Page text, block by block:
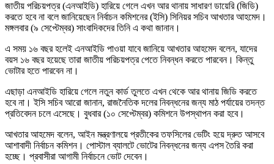
জাতীয় পরিচয়পত্র (এনআইডি) হারিয়ে গেলে এখন আর থানায় সাধারণ ডায়েরি (জিডি)
করতে হবে না বলে জানিয়েছেন নির্বাচন কমিশনের (ইসি) সিনিয়র সচিব আখতার আহমেদ।
মঙ্গলবার (৯ সেপ্টেম্বর) সাংবাদিকদের তিনি এ কথা জানান।
এ সময় ১৬ বছর হলেই এনআইডি পাওয়া যাবে জানিয়ে আখতার আহমেদ বলেন, ‎‎যাদের
বয়স ১৬ বছর হয়েছে তারা জাতীয় পরিচয়পত্র পেতে নিবন্ধন করতে পারবেন। কিন্তু
ভোটার হতে পারবেন না।
এছাড়া এনআইডি হারিয়ে গেলে নতুন কার্ড তুলতে এখন থেকে আর থানায় জিডি করতে
হবে না। ইসি সচিব আরো জানান, ‎রাজনৈতিক দলের নিবন্ধনের জন্য মাঠ পর্যায়ের তদন্ত
প্রতিবেদন চলে এসেছে। বুধবার (১০ সেপ্টেম্বর) কমিশনে উপস্থাপন করা হবে।
আখতার আহমেদ বলেন, ‎আইন মন্ত্রণালয়ে প্রতীকের তফসিলের ভেটিং হয়ে দ্রুত আসবে
আশাবাদী নির্বাচন কমিশন। ‎‎পোস্টাল ব্যালটে ভোটের নিবন্ধনের জন্য এপস তৈরি করা
হচ্ছে। প্রবাসীরা আগামী নির্বাচনে ভোট দেবেন।